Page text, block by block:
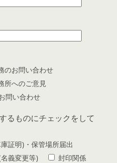
のお問い合わせ
所へのご意見
問い合わせ
るものにチェックをして
証明)・保管場所届出
義変更等)
封印関係